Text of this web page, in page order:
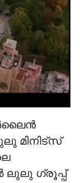
മിനിട്സ്
ലുലു ഗ്രൂപ്പ്